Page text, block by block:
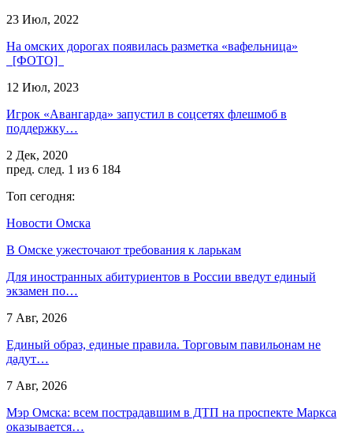
23 Июл, 2022
На омских дорогах появилась разметка «вафельница»
[ФОТО]
12 Июл, 2023
Игрок «Авангарда» запустил в соцсетях флешмоб в
поддержку…
2 Дек, 2020
пред. след. 1 из 6 184
Топ сегодня:
Новости Омска
В Омске ужесточают требования к ларькам
Для иностранных абитуриентов в России введут единый
экзамен по…
7 Авг, 2026
Единый образ, единые правила. Торговым павильонам не
дадут…
7 Авг, 2026
Мэр Омска: всем пострадавшим в ДТП на проспекте Маркса
оказывается…